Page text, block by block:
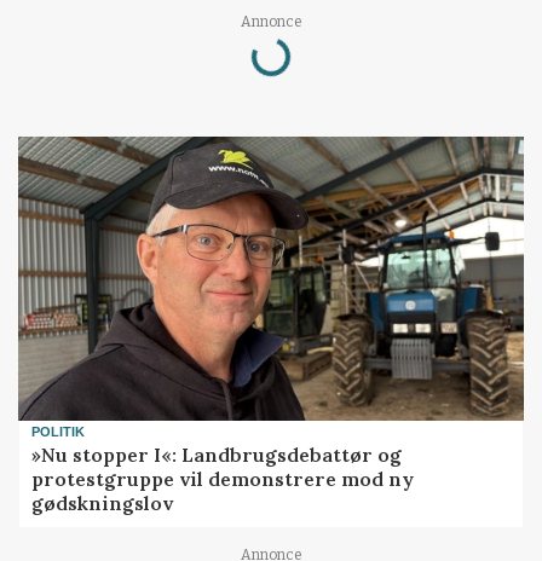
Annonce
Loading...
POLITIK
»Nu stopper I«: Landbrugsdebattør og
protestgruppe vil demonstrere mod ny
gødskningslov
Annonce